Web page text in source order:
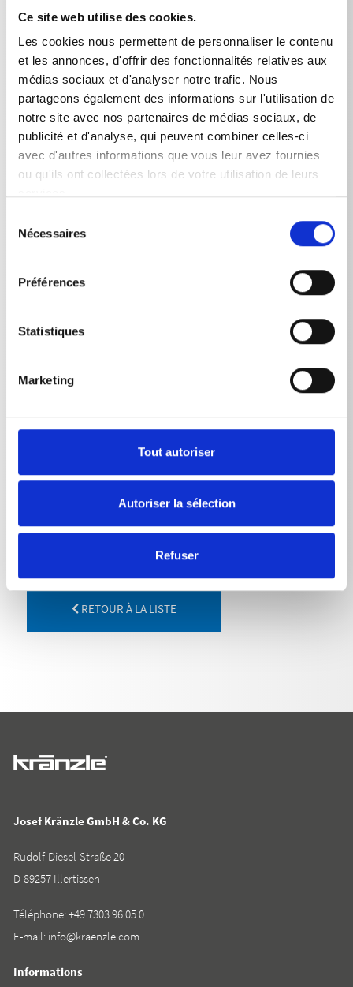
Ce site web utilise des cookies.
Les cookies nous permettent de personnaliser le contenu
et les annonces, d'offrir des fonctionnalités relatives aux
médias sociaux et d'analyser notre trafic. Nous
partageons également des informations sur l'utilisation de
notre site avec nos partenaires de médias sociaux, de
publicité et d'analyse, qui peuvent combiner celles-ci
avec d'autres informations que vous leur avez fournies
ou qu'ils ont collectées lors de votre utilisation de leurs
Nécessaires
Préférences
Statistiques
Marketing
Tout autoriser
Autoriser la sélection
Refuser
salissures tenaces. La deuxième buse fournit un jet à
basse pression plus doux, parfait pour appliquer des
détergents, rincer des surfaces sensibles ou effectuer
un lavage délicat. Ce changement rapide et pratique
optimise considérablement le flux de travail et permet
une adaptation précise au degré de salissure et à la
nature de la surface. Une buse basse pression D3035
est incluse dans l'equipement. La buse haute pression
doit être commandée séparément.
Longeur
RETOUR À LA LISTE
Josef Kränzle GmbH & Co. KG
Rudolf-Diesel-Straße 20
D-89257 Illertissen
Téléphone:+49 7303 96 05 0
E-mail: info@kraenzle.com
Informations